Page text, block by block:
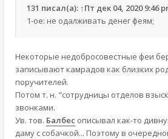
131 писал(а): ↑Пт дек 04, 2020 9:46
1-ое: не одалживать денег феям;
Некоторые недобросовестные феи
записывают камрадов как близких
поручителей.
Потом т. н. "сотрудницы отделов
звонками.
Ув. тов. Балбес описывал как-то
даму с собачкой... Поэтому в